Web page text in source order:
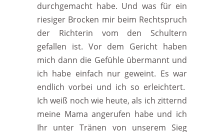
durchgemacht habe. Und was für ein
riesiger Brocken mir beim Rechtspruch
der Richterin vom den Schultern
gefallen ist. Vor dem Gericht haben
mich dann die Gefühle übermannt und
ich habe einfach nur geweint. Es war
endlich vorbei und ich so erleichtert.
Ich weiß noch wie heute, als ich zitternd
meine Mama angerufen habe und ich
Ihr unter Tränen von unserem Sieg